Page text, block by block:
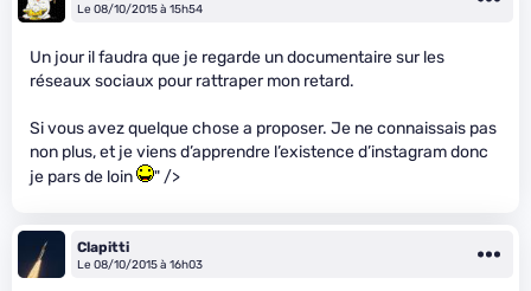
Le 08/10/2015 à 15h54
Un jour il faudra que je regarde un documentaire sur les
réseaux sociaux pour rattraper mon retard.
Si vous avez quelque chose a proposer. Je ne connaissais pas
non plus, et je viens d’apprendre l’existence d’instagram donc
je pars de loin
" />
Clapitti
Le 08/10/2015 à 16h03